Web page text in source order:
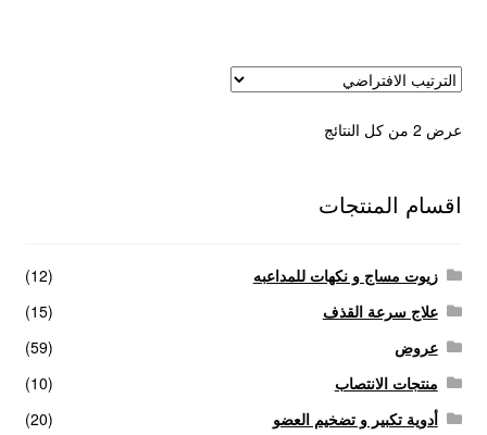
عرض ⁦2⁩ من كل النتائج
اقسام المنتجات
زيوت مساج و نكهات للمداعبه
(12)
علاج سرعة القذف
(15)
عروض
(59)
منتجات الانتصاب
(10)
أدوية تكبير و تضخيم العضو
(20)